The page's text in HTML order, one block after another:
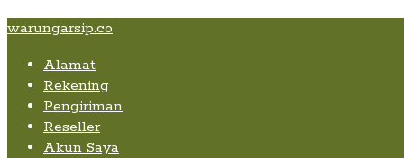
Skip
content
Skip
navigation
Skip
content
warungarsip.co
Alamat
Rekening
Pengiriman
Reseller
Akun Saya